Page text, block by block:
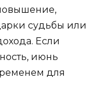
судьбы или
Если
июнь
для